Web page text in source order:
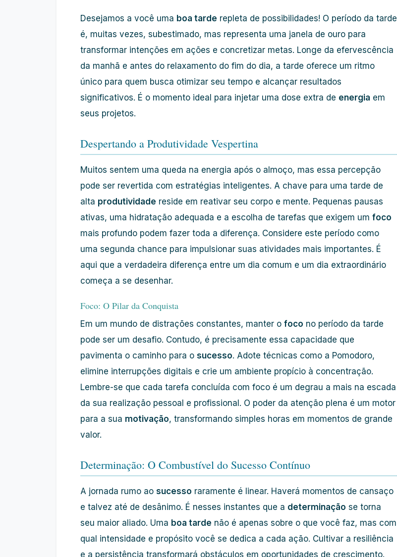
Desejamos a você uma boa tarde repleta de possibilidades! O período da tarde
é, muitas vezes, subestimado, mas representa uma janela de ouro para
transformar intenções em ações e concretizar metas. Longe da efervescência
da manhã e antes do relaxamento do fim do dia, a tarde oferece um ritmo
único para quem busca otimizar seu tempo e alcançar resultados
significativos. É o momento ideal para injetar uma dose extra de energia em
seus projetos.
Despertando a Produtividade Vespertina
Muitos sentem uma queda na energia após o almoço, mas essa percepção
pode ser revertida com estratégias inteligentes. A chave para uma tarde de
alta produtividade reside em reativar seu corpo e mente. Pequenas pausas
ativas, uma hidratação adequada e a escolha de tarefas que exigem um foco
mais profundo podem fazer toda a diferença. Considere este período como
uma segunda chance para impulsionar suas atividades mais importantes. É
aqui que a verdadeira diferença entre um dia comum e um dia extraordinário
começa a se desenhar.
Foco: O Pilar da Conquista
Em um mundo de distrações constantes, manter o foco no período da tarde
pode ser um desafio. Contudo, é precisamente essa capacidade que
pavimenta o caminho para o sucesso. Adote técnicas como a Pomodoro,
elimine interrupções digitais e crie um ambiente propício à concentração.
Lembre-se que cada tarefa concluída com foco é um degrau a mais na escada
da sua realização pessoal e profissional. O poder da atenção plena é um motor
para a sua motivação, transformando simples horas em momentos de grande
valor.
Determinação: O Combustível do Sucesso Contínuo
A jornada rumo ao sucesso raramente é linear. Haverá momentos de cansaço
e talvez até de desânimo. É nesses instantes que a determinação se torna
seu maior aliado. Uma boa tarde não é apenas sobre o que você faz, mas com
qual intensidade e propósito você se dedica a cada ação. Cultivar a resiliência
e a persistência transformará obstáculos em oportunidades de crescimento.